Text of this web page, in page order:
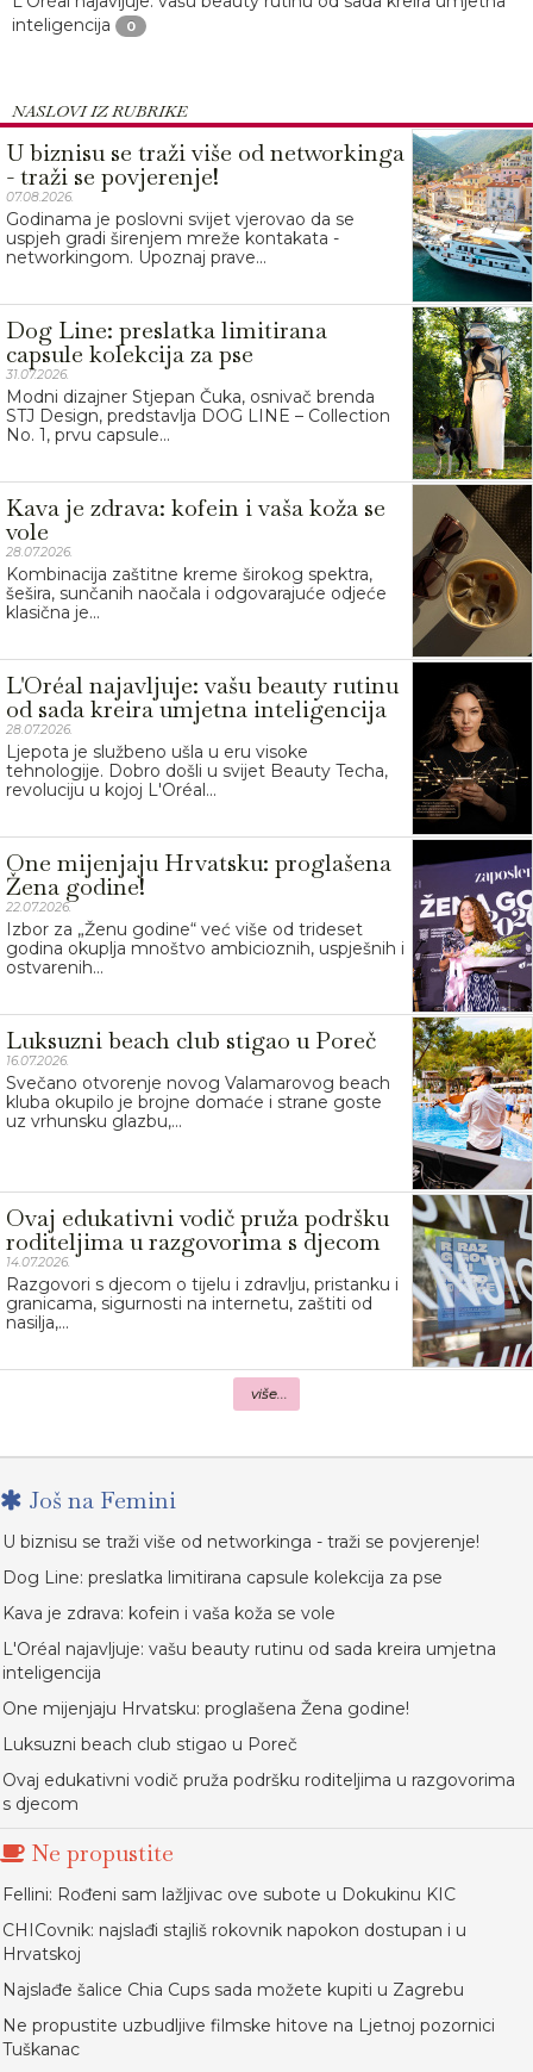
inteligencija
0
NASLOVI IZ RUBRIKE
U biznisu se traži više od networkinga
- traži se povjerenje!
07.08.2026.
Godinama je poslovni svijet vjerovao da se
uspjeh gradi širenjem mreže kontakata -
networkingom. Upoznaj prave...
Dog Line: preslatka limitirana
capsule kolekcija za pse
31.07.2026.
Modni dizajner Stjepan Čuka, osnivač brenda
STJ Design, predstavlja DOG LINE – Collection
No. 1, prvu capsule...
Kava je zdrava: kofein i vaša koža se
vole
28.07.2026.
Kombinacija zaštitne kreme širokog spektra,
šešira, sunčanih naočala i odgovarajuće odjeće
klasična je...
L'Oréal najavljuje: vašu beauty rutinu
od sada kreira umjetna inteligencija
28.07.2026.
Ljepota je službeno ušla u eru visoke
tehnologije. Dobro došli u svijet Beauty Techa,
revoluciju u kojoj L'Oréal...
One mijenjaju Hrvatsku: proglašena
Žena godine!
22.07.2026.
Izbor za „Ženu godine“ već više od trideset
godina okuplja mnoštvo ambicioznih, uspješnih i
ostvarenih...
Luksuzni beach club stigao u Poreč
16.07.2026.
Svečano otvorenje novog Valamarovog beach
kluba okupilo je brojne domaće i strane goste
uz vrhunsku glazbu,...
Ovaj edukativni vodič pruža podršku
roditeljima u razgovorima s djecom
14.07.2026.
Razgovori s djecom o tijelu i zdravlju, pristanku i
granicama, sigurnosti na internetu, zaštiti od
nasilja,...
više...
Još na Femini
U biznisu se traži više od networkinga - traži se povjerenje!
Dog Line: preslatka limitirana capsule kolekcija za pse
Kava je zdrava: kofein i vaša koža se vole
L'Oréal najavljuje: vašu beauty rutinu od sada kreira umjetna
inteligencija
One mijenjaju Hrvatsku: proglašena Žena godine!
Luksuzni beach club stigao u Poreč
Ovaj edukativni vodič pruža podršku roditeljima u razgovorima
s djecom
Ne propustite
Fellini: Rođeni sam lažljivac ove subote u Dokukinu KIC
CHICovnik: najslađi stajliš rokovnik napokon dostupan i u
Hrvatskoj
Najslađe šalice Chia Cups sada možete kupiti u Zagrebu
Ne propustite uzbudljive filmske hitove na Ljetnoj pozornici
Tuškanac